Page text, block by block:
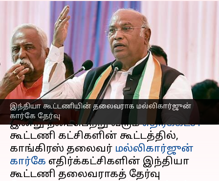
இந்தியா கூட்டணியின் தலைவராக மல்லிகார்ஜுன்
கார்கே தேர்வு
இந்தியா கூட்டணியின்
தலைவராக
மல்லிகார்ஜுன் கார்கே
தேர்வு
எழுதியவர் Venkatalakshmi V Jan 13, 2024 03:43 pm
செய்தி முன்னோட்டம்
இன்று நடைபெற்று வரும்எதிர்க்கட்சி
கூட்டணி கட்சிகளின் கூட்டத்தில்,
காங்கிரஸ் தலைவர் மல்லிகார்ஜுன்
கார்கே எதிர்க்கட்சிகளின் இந்தியா
கூட்டணி தலைவராகத் தேர்வு